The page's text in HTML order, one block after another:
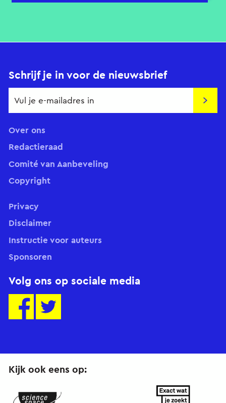
Schrijf je in voor de nieuwsbrief
Over ons
Redactieraad
Comité van Aanbeveling
Copyright
Volg ons op sociale media
Privacy
Disclaimer
Instructie voor auteurs
Sponsoren
Kijk ook eens op: